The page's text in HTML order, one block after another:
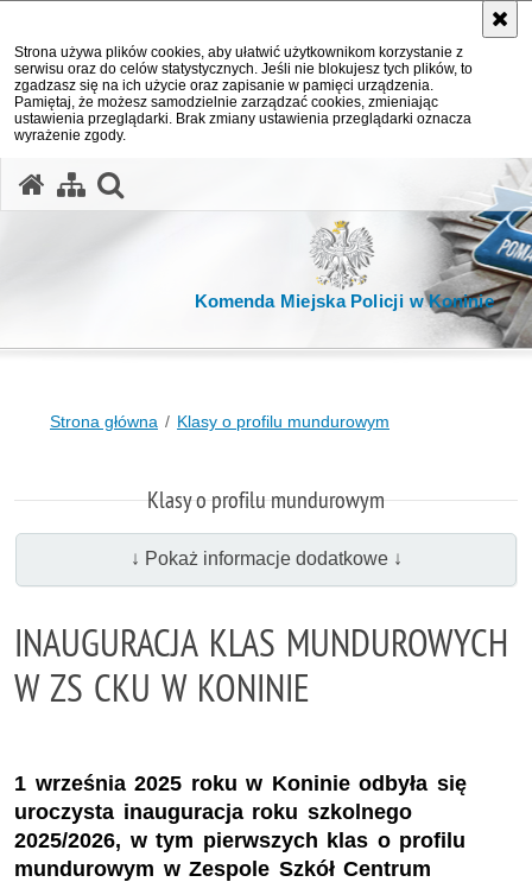
Strona używa plików cookies, aby ułatwić użytkownikom korzystanie z
serwisu oraz do celów statystycznych. Jeśli nie blokujesz tych plików, to
zgadzasz się na ich użycie oraz zapisanie w pamięci urządzenia.
Pamiętaj, że możesz samodzielnie zarządzać cookies, zmieniając
ustawienia przeglądarki. Brak zmiany ustawienia przeglądarki oznacza
wyrażenie zgody.
Komenda Miejska Policji w Koninie
Strona główna Klasy o profilu mundurowym
Klasy o profilu mundurowym
↓ Pokaż informacje dodatkowe ↓
INAUGURACJA KLAS MUNDUROWYCH
W ZS CKU W KONINIE
1 września 2025 roku w Koninie odbyła się
uroczysta inauguracja roku szkolnego
2025/2026, w tym pierwszych klas o profilu
mundurowym w Zespole Szkół Centrum